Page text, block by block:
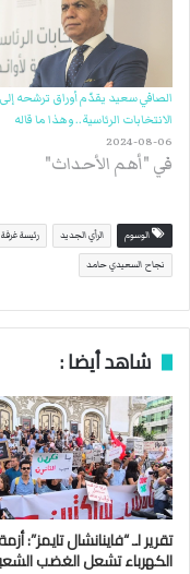
الصافي سعيد يقدّم أوراق ترشحه إلى
الانتخابات الرئاسية.. وهذا ما قاله
2024-08-06
في "أهم الأحداث"
الوسوم الرأي الجديد رئيسة
نجاح السعيدي حامد
شاهد أيضا :
تقرير لـ “فاينانشال تايمز”:
الكهرباء تشعل الغضب